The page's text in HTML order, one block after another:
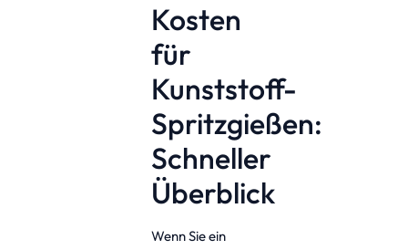
Kosten
für
Kunststoff-
Spritzgießen:
Schneller
Überblick
Wenn Sie ein